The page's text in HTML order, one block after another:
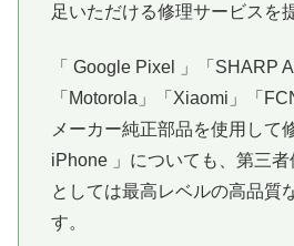
足いただける修理サービスを
「 Google Pixel 」「SHARP
「Motorola」「Xiaomi」「
メーカー純正部品を使用して
iPhone 」についても、第三
としては最高レベルの高品質
す。